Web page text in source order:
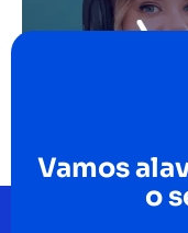
Vamos
o